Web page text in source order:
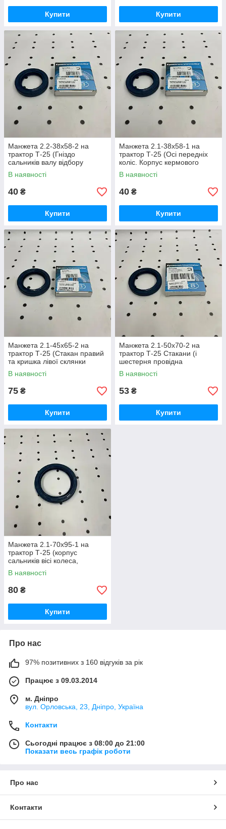
Купити Купити
Манжета 2.2-38х58-2 на
трактор Т-25 (Гніздо
сальників валу відбору
потужності) (Преміум)
В наявності
40 ₴
Купити
Манжета 2.1-38х58-1 на
трактор Т-25 (Осі передніх
коліс. Корпус кермового
керування) (Преміум)
В наявності
40 ₴
Купити
Манжета 2.1-45х65-2 на
трактор Т-25 (Стакан правий
та кришка лівої склянки
головної передачі) (Преміум)
В наявності
75 ₴
Купити
Манжета 2.1-50х70-2 на
трактор Т-25 Стакани (і
шестерня провідна
гідронасоса) муфти
зчеплення (Преміум)
В наявності
53 ₴
Купити
Манжета 2.1-70х95-1 на
трактор Т-25 (корпус
сальників вісі колеса,
бортової передачі)
В наявності
80 ₴
Купити
Про нас
97% позитивних з 160 відгуків за рік
Працює з 09.03.2014
м. Дніпро
вул. Орловська, 23, Дніпро, Україна
Контакти
Сьогодні працює з 08:00 до 21:00
Показати весь графік роботи
Про нас
Контакти